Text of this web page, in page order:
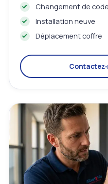
Changement de code
Installation neuve
Déplacement coffre